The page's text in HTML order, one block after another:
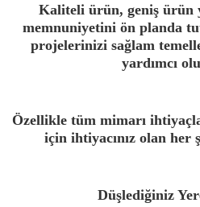
Kaliteli ürün, geniş ürün
memnuniyetini ön planda
projelerinizi sağlam
yardımcı
Özellikle tüm mimarı
için ihtiyacınız olan her
Düşlediğiniz